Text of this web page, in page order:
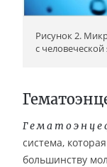
Рисунок 2.
с
система,
большинству